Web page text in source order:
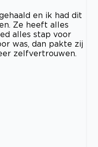
en ik had dit
Ze heeft alles
alles stap voor
was, dan pakte zij
zelfvertrouwen.